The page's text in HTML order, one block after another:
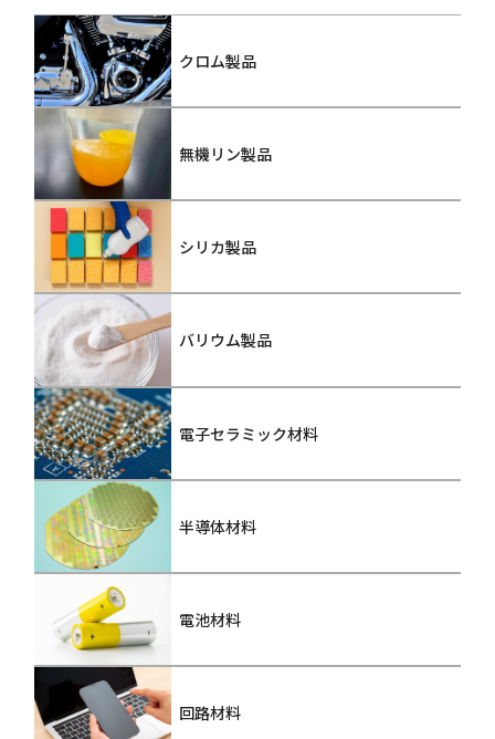
クロム製品
無機リン製品
シリカ製品
バリウム製品
電子セラミック材料
半導体材料
電池材料
回路材料